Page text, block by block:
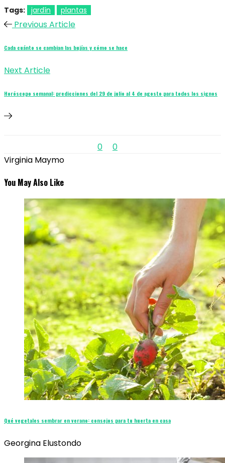
Tags: jardín plantas
Previous Article
Cada cuánto se cambian las bujías y cómo se hace
Next Article
Horóscopo semanal: predicciones del 29 de julio al 4 de agosto para todos los signos
0
0
Virginia Maymo
You May Also Like
Qué vegetales sembrar en verano: consejos para tu huerta en casa
Georgina Elustondo